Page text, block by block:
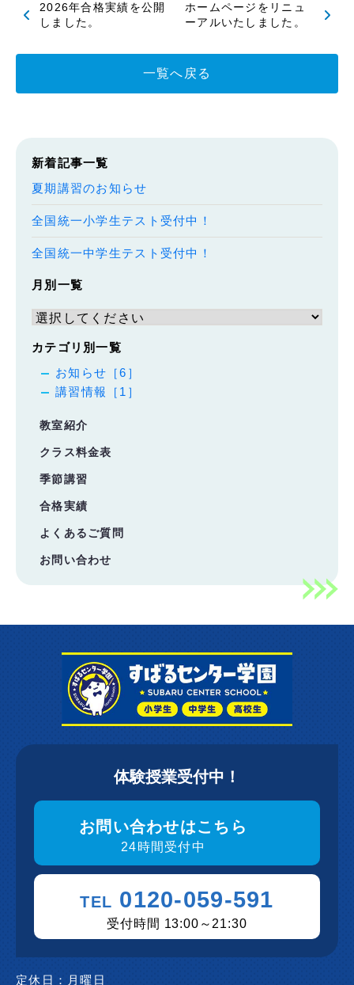
2026年合格実績を公開
しました。
ホームページをリニュ
ーアルいたしました。
一覧へ戻る
新着記事一覧
夏期講習のお知らせ
全国統一小学生テスト受付中！
全国統一中学生テスト受付中！
月別一覧
カテゴリ別一覧
お知らせ［6］
講習情報［1］
教室紹介
クラス料金表
季節講習
合格実績
よくあるご質問
お問い合わせ
体験授業受付中！
お問い合わせはこちら
24時間受付中
TEL 0120-059-591
受付時間 13:00～21:30
定休日： 月曜日